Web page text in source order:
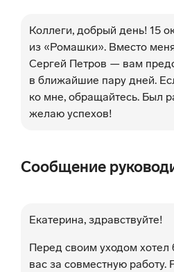
Коллеги, добрый день! 15
из «Ромашки». Вместо
Сергей Петров — вам
в ближайшие пару дней.
ко мне, обращайтесь. Был
желаю успехов!
Сообщение
Екатерина, здравствуйте!
Перед своим уходом хотел
вас за совместную работу.